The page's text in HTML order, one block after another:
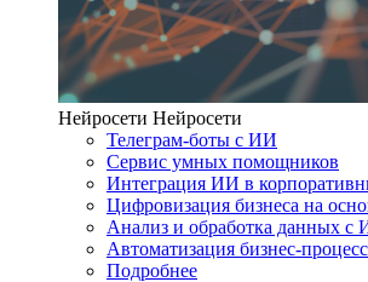
Нейросети Нейросети
Телеграм-боты с ИИ
Сервис умных помощников
Интеграция ИИ в
Цифровизация бизнеса на
Анализ и обработка данных с
Автоматизация бизнес-
Подробнее